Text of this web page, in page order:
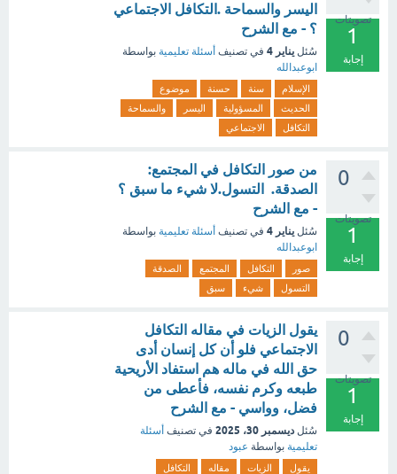
تصويتات
1
إجابة
اليسر والسماحة .التكافل الاجتماعي
؟ - مع الشرح
سُئل يناير 4 في تصنيف أسئلة تعليمية بواسطة
ابوعبدالله
الإسلام سنة حسنة
موضوع
الحديث
المسؤولية اليسر
والسماحة
التكافل
الاجتماعي
0
تصويتات
1
إجابة
من صور التكافل في المجتمع:
الصدقة. التسول.لا شيء ما سبق ؟
- مع الشرح
سُئل يناير 4 في تصنيف أسئلة تعليمية بواسطة
ابوعبدالله
صور التكافل المجتمع
الصدقة
التسول
شيء سبق
0
تصويتات
1
إجابة
يقول الزيات في مقاله التكافل
الاجتماعي فلو أن كل إنسان أدى
حق الله في ماله هم استفاد الأريحية
طبعه وكرم نفسه، فأعطى من
فضل، وواسي - مع الشرح
سُئل ديسمبر 30، 2025 في تصنيف أسئلة
تعليمية بواسطة عبود
يقول الزيات مقاله
التكافل